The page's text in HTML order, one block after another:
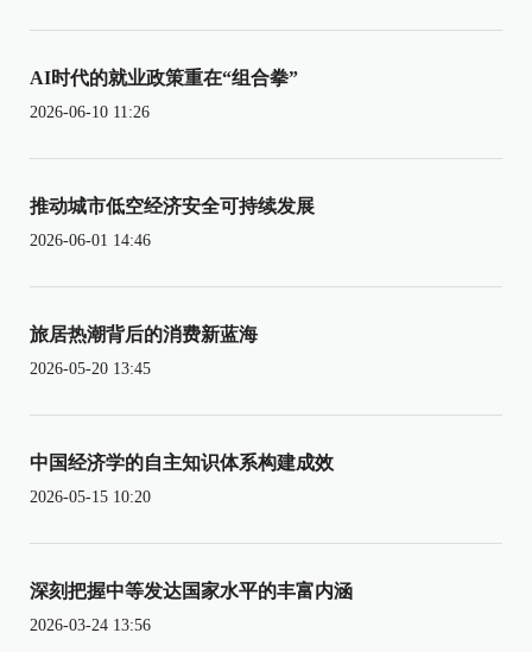
AI时代的就业政策重在“组合拳”
2026-06-10 11:26
推动城市低空经济安全可持续发展
2026-06-01 14:46
旅居热潮背后的消费新蓝海
2026-05-20 13:45
中国经济学的自主知识体系构建成效
2026-05-15 10:20
深刻把握中等发达国家水平的丰富内涵
2026-03-24 13:56